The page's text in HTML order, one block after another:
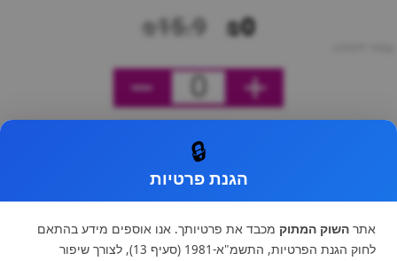
₪0
₪15.9
0
🔒
הגנת פרטיות
אתר השוק המתוק מכבד את פרטיותך. אנו אוספים מידע בהתאם
לחוק הגנת הפרטיות, התשמ"א-1981 (סעיף 13), לצורך שיפור